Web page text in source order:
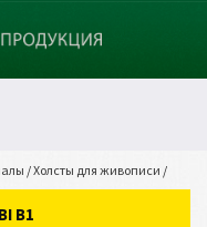
/Холсты для живописи /
B1